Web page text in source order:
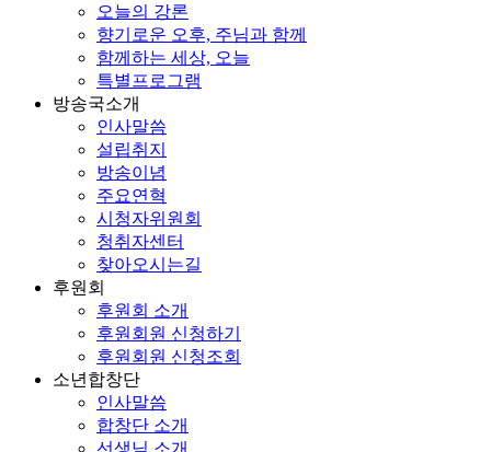
오늘의 강론
향기로운 오후, 주님과 함께
함께하는 세상, 오늘
특별프로그램
방송국소개
인사말씀
설립취지
방송이념
주요연혁
시청자위원회
청취자센터
찾아오시는길
후원회
후원회 소개
후원회원 신청하기
후원회원 신청조회
소년합창단
인사말씀
합창단 소개